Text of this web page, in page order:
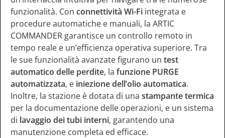
funzionalità. Con connettività Wi-Fi integrata e
procedure automatiche e manuali, la ARTIC
COMMANDER garantisce un controllo remoto in
tempo reale e un’efficienza operativa superiore. Tra
le sue funzionalità avanzate figurano un test
automatico delle perdite, la funzione PURGE
automatizzata, e iniezione dell’olio automatica.
Inoltre, la stazione è dotata di una stampante termica
per la documentazione delle operazioni, e un sistema
di lavaggio dei tubi interni, garantendo una
manutenzione completa ed efficace.